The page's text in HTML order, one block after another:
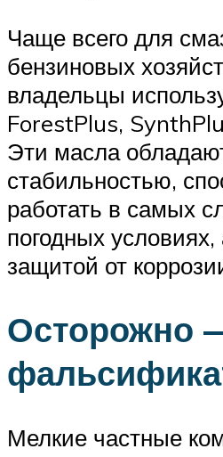
Чаще всего для
бензиновых
владельцы
ForestPlus,
Эти масла
стабильностью,
работать в самых
погодных условиях,
защитой от
Осторожно
Мелкие частные